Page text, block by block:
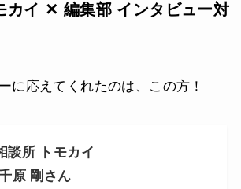
カイ ✕ 編集部 インタビュー対
に応えてくれたのは、この方！
談所 トモカイ
原 剛さん